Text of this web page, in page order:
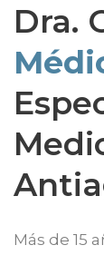
Dra.
Más de 15